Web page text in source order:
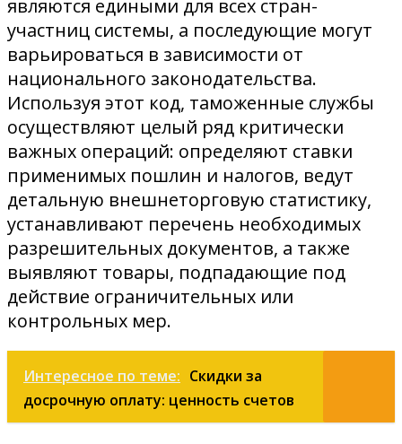
являются едиными для всех стран-
участниц системы, а последующие могут
варьироваться в зависимости от
национального законодательства.
Используя этот код, таможенные службы
осуществляют целый ряд критически
важных операций: определяют ставки
применимых пошлин и налогов, ведут
детальную внешнеторговую статистику,
устанавливают перечень необходимых
разрешительных документов, а также
выявляют товары, подпадающие под
действие ограничительных или
контрольных мер.
Интересное по теме: Скидки за
досрочную оплату: ценность счетов